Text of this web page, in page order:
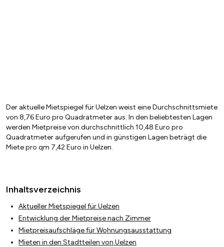
Der aktuelle Mietspiegel für Uelzen weist eine Durchschnittsmiete
von 8,76 Euro pro Quadratmeter aus. In den beliebtesten Lagen
werden Mietpreise von durchschnittlich 10,48 Euro pro
Quadratmeter aufgerufen und in günstigen Lagen beträgt die
Miete pro qm 7,42 Euro in Uelzen.
Inhaltsverzeichnis
Aktueller Mietspiegel für Uelzen
Entwicklung der Mietpreise nach Zimmer
Mietpreisaufschläge für Wohnungsausstattung
Mieten in den Stadtteilen von Uelzen